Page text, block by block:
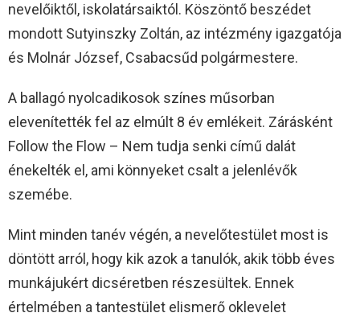
nevelőiktől, iskolatársaiktól. Köszöntő beszédet
mondott Sutyinszky Zoltán, az intézmény igazgatója
és Molnár József, Csabacsűd polgármestere.
A ballagó nyolcadikosok színes műsorban
elevenítették fel az elmúlt 8 év emlékeit. Zárásként
Follow the Flow – Nem tudja senki című dalát
énekelték el, ami könnyeket csalt a jelenlévők
szemébe.
Mint minden tanév végén, a nevelőtestület most is
döntött arról, hogy kik azok a tanulók, akik több éves
munkájukért dicséretben részesültek. Ennek
értelmében a tantestület elismerő oklevelet